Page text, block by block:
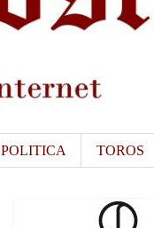
POLITICA TOROS